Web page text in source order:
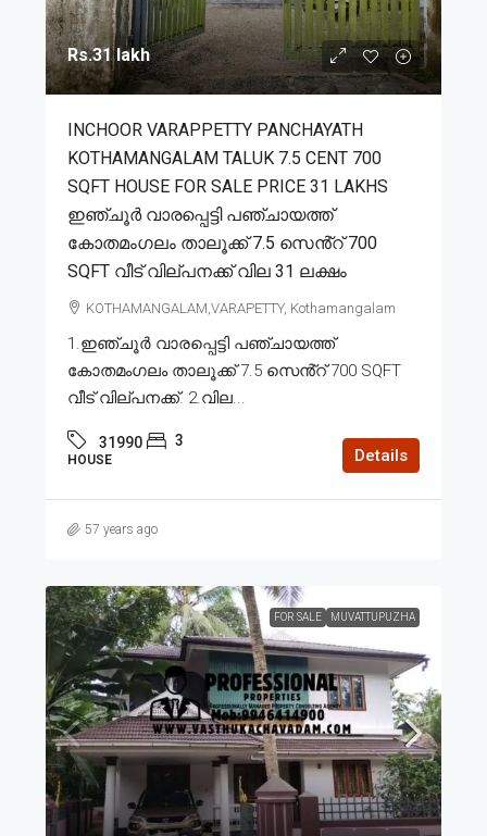
Rs.31 lakh
INCHOOR VARAPPETTY PANCHAYATH
KOTHAMANGALAM TALUK 7.5 CENT 700
SQFT HOUSE FOR SALE PRICE 31 LAKHS
ഇഞ്ചൂർ വാരപ്പെട്ടി പഞ്ചായത്ത്
കോതമംഗലം താലൂക്ക് 7.5 സെൻ്റ് 700
SQFT വീട് വില്പനക്ക് വില 31 ലക്ഷം
KOTHAMANGALAM,VARAPETTY, Kothamangalam
1.ഇഞ്ചൂർ വാരപ്പെട്ടി പഞ്ചായത്ത്
കോതമംഗലം താലൂക്ക് 7.5 സെൻ്റ് 700 SQFT
വീട് വില്പനക്ക്. 2.വില...
31990 3
HOUSE Details
57 years ago
FOR SALE MUVATTUPUZHA